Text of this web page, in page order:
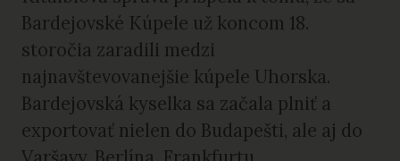
Bardejovské Kúpele už koncom 18.
storočia zaradili medzi
najnavštevovanejšie kúpele Uhorska.
Bardejovská kyselka sa začala plniť a
exportovať nielen do Budapešti, ale aj do